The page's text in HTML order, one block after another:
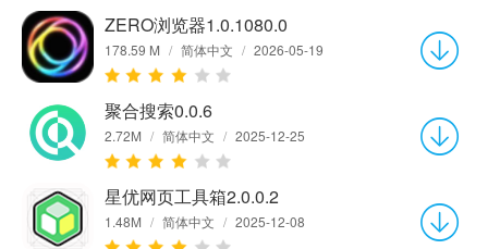
ZERO浏览器1.0.1080.0
178.59 M / 简体中文 / 2026-05-19
聚合搜索0.0.6
2.72M / 简体中文 / 2025-12-25
星优网页工具箱2.0.0.2
1.48M / 简体中文 / 2025-12-08